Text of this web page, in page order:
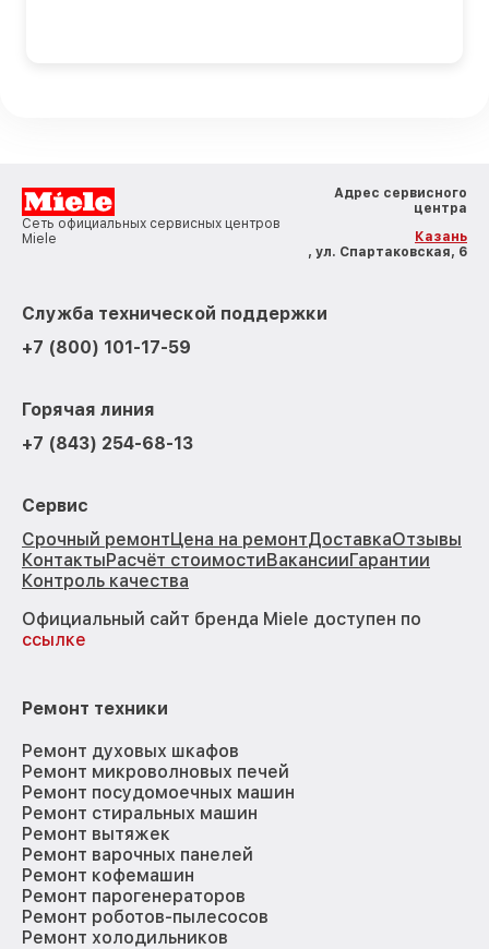
Сеть официальных сервисных центров
Miele
Адрес сервисного
центра
Казань
, ул. Спартаковская, 6
Служба технической поддержки
+7 (800) 101-17-59
Горячая линия
+7 (843) 254-68-13
Сервис
Срочный ремонтЦена на ремонтДоставкаОтзывы
КонтактыРасчёт стоимостиВакансииГарантии
Контроль качества
Официальный сайт бренда Miele доступен по
ссылке
Ремонт техники
Ремонт духовых шкафов
Ремонт микроволновых печей
Ремонт посудомоечных машин
Ремонт стиральных машин
Ремонт вытяжек
Ремонт варочных панелей
Ремонт кофемашин
Ремонт парогенераторов
Ремонт роботов-пылесосов
Ремонт холодильников